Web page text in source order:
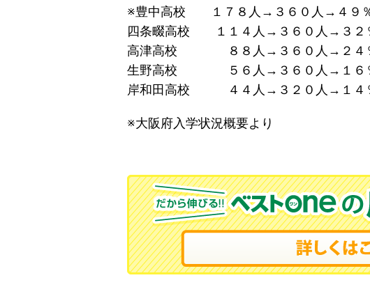
※豊中高校 １７８人→３６０人→４９
四条畷高校 １１４人→３６０人→３２
高津高校 ８８人→３６０人→２４
生野高校 ５６人→３６０人→１６
岸和田高校 ４４人→３２０人→１４
※大阪府入学状況概要より